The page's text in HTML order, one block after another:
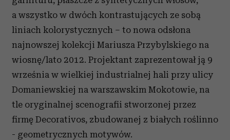
a wszystko w dwóch kontrastujących ze sobą
liniach kolorystycznych – to nowa odsłona
najnowszej kolekcji Mariusza Przybylskiego na
wiosnę/lato 2012. Projektant zaprezentował ją 9
września w wielkiej industrialnej hali przy ulicy
Domaniewskiej na warszawskim Mokotowie, na
tle oryginalnej scenografii stworzonej przez
firmę Decorativos, zbudowanej z białych roślinno
- geometrycznych motywów.